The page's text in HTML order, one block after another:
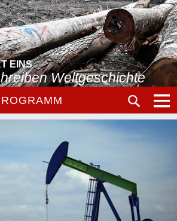
EINS
Weltgeschichte